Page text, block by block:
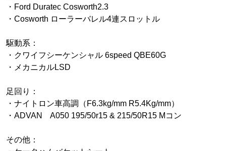
・Ford Duratec Cosworth2.3
・Cosworth ローラーバレル4連スロットル
駆動系：
・クワイフシーケンシャル 6speed QBE60G
・メカニカルLSD
足回り：
・ナイトロン車高調（F6.3kg/mm R5.4Kg/mm）
・ADVAN A050 195/50r15 & 215/50R15 Mコン
その他：